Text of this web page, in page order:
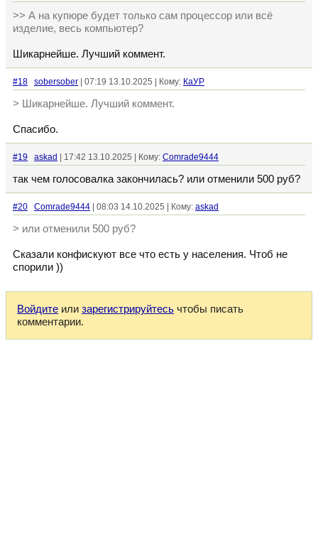
>> А на купюре будет только сам процессор или всё
изделие, весь компьютер?
Шикарнейше. Лучший коммент.
#18 sobersober | 07:19 13.10.2025 | Кому: КаУР
> Шикарнейше. Лучший коммент.
Спасибо.
#19 askad | 17:42 13.10.2025 | Кому: Comrade9444
так чем голосовалка закончилась? или отменили 500 руб?
#20 Comrade9444 | 08:03 14.10.2025 | Кому: askad
> или отменили 500 руб?
Сказали конфискуют все что есть у населения. Чтоб не
спорили ))
Войдите или зарегистрируйтесь чтобы писать
комментарии.